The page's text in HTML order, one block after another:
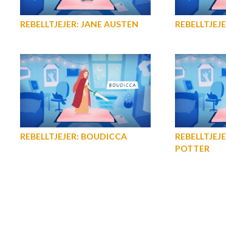
REBELLTJEJER: JANE AUSTEN
REBELLTJEJER: BOUDICCA
POTTER